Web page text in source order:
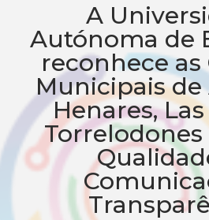
A
Autónoma de
reconhece as
Municipais de
Henares,
Torrelodones